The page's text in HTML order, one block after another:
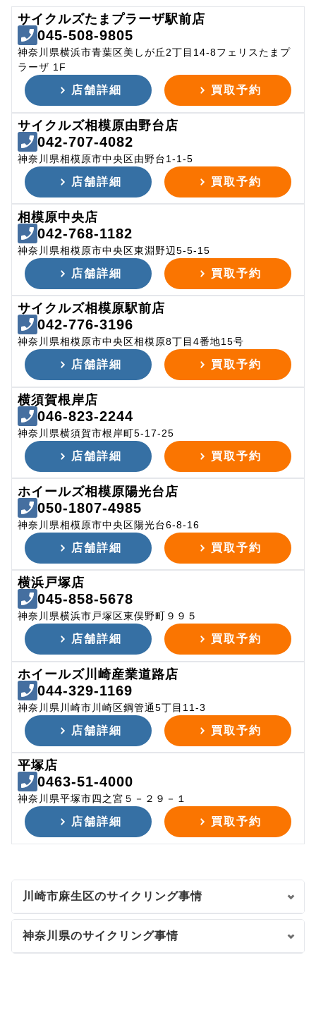
サイクルズたまプラーザ駅前店
045-508-9805
神奈川県横浜市青葉区美しが丘2丁目14-8フェリスたまプ
ラーザ 1F
店舗詳細 買取予約
サイクルズ相模原由野台店
042-707-4082
神奈川県相模原市中央区由野台1-1-5
店舗詳細 買取予約
相模原中央店
042-768-1182
神奈川県相模原市中央区東淵野辺5-5-15
店舗詳細 買取予約
サイクルズ相模原駅前店
042-776-3196
神奈川県相模原市中央区相模原8丁目4番地15号
店舗詳細 買取予約
横須賀根岸店
046-823-2244
神奈川県横須賀市根岸町5-17-25
店舗詳細 買取予約
ホイールズ相模原陽光台店
050-1807-4985
神奈川県相模原市中央区陽光台6-8-16
店舗詳細 買取予約
横浜戸塚店
045-858-5678
神奈川県横浜市戸塚区東俣野町９９５
店舗詳細 買取予約
ホイールズ川崎産業道路店
044-329-1169
神奈川県川崎市川崎区鋼管通5丁目11-3
店舗詳細 買取予約
平塚店
0463-51-4000
神奈川県平塚市四之宮５－２９－１
店舗詳細 買取予約
川崎市麻生区のサイクリング事情
神奈川県のサイクリング事情